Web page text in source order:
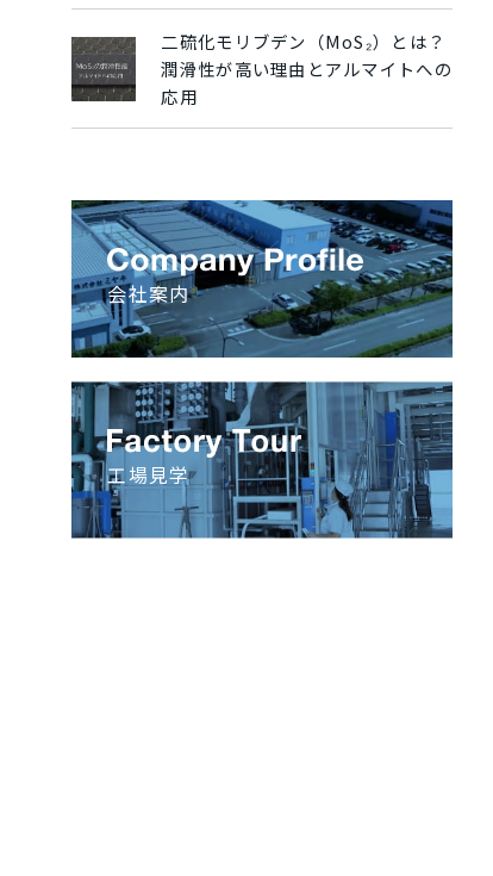
二硫化モリブデン（MoS₂）とは？
潤滑性が高い理由とアルマイトへの
応用
会社案内
工場見学